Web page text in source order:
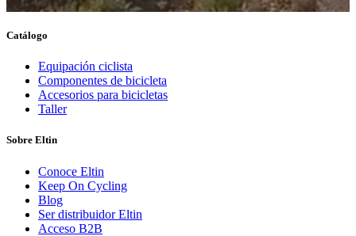
Catálogo
Equipación ciclista
Componentes de bicicleta
Accesorios para bicicletas
Taller
Sobre Eltin
Conoce Eltin
Keep On Cycling
Blog
Ser distribuidor Eltin
Acceso B2B